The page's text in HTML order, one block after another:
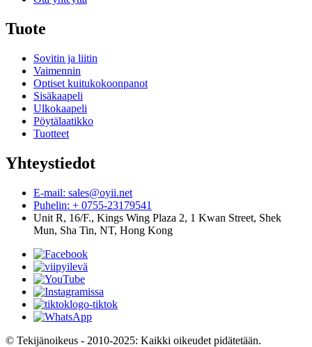
Tuote
Sovitin ja liitin
Vaimennin
Optiset kuitukokoonpanot
Sisäkaapeli
Ulkokaapeli
Pöytälaatikko
Tuotteet
Yhteystiedot
E-mail: sales@oyii.net
Puhelin: + 0755-23179541
Unit R, 16/F., Kings Wing Plaza 2, 1 Kwan Street, Shek
Mun, Sha Tin, NT, Hong Kong
© Tekijänoikeus - 2010-2025: Kaikki oikeudet pidätetään.